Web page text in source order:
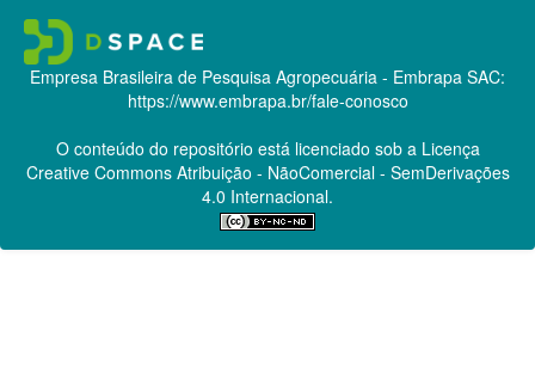
Empresa Brasileira de Pesquisa Agropecuária - Embrapa SAC:
https://www.embrapa.br/fale-conosco
O conteúdo do repositório está licenciado sob a Licença
Creative CommonsAtribuição - NãoComercial - SemDerivações
4.0 Internacional.